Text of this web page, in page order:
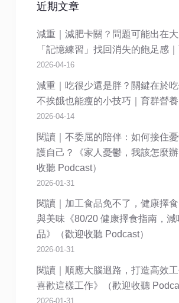
近期文章
減重｜減肥卡關？問題可能出在
「記憶練習」找回消失的飽足感
2026-04-16
減重｜吃很少還是胖？關鍵在於
不挨餓也能瘦的小技巧｜育群營
2026-04-14
閱讀｜不委屈的陪伴：如何接住
護自己？《家人憂鬱，我該怎麼
收聽 Podcast）
2026-01-31
閱讀｜加工食品免不了，健康擇
與美味《80/20 健康擇食指南，減
品》（歡迎收聽 Podcast）
2026-01-31
閱讀｜順應大腦迴路，打造高效
喜歡這樣工作》（歡迎收聽
2026-01-31